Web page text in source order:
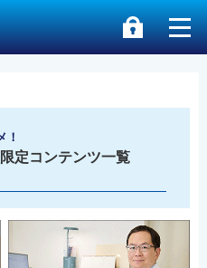
！
定コンテンツ一覧